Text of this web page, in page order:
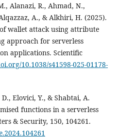
Alanazi, R., Ahmad, N.,
A., & Alkhiri, H. (2025).
wallet attack using attribute
approach for serverless
applications. Scientific
10.1038/s41598-025-01178-
Elovici, Y., & Shabtai, A.
functions in a serverless
& Security, 150, 104261.